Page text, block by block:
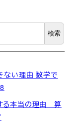
検索
ない理由 数学で
る本当の理由 算